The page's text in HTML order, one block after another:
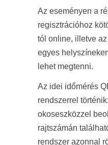
Az eseményen a
regisztrációhoz
tól online, illetve
egyes
lehet megtenni.
Az idei időmérés
rendszerrel
okoseszközzel
rajtszámán
rendszer azonnal